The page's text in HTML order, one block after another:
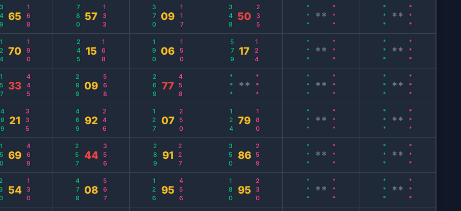
349 65 168 780 57 133 370 09 117 348 50 235 *** ** *** *** ** ***
124 70 190 245 15 168 190 06 150 579 17 124 *** ** *** *** ** ***
157 33 445 299 09 568 269 77 458 *** ** *** *** ** *** *** ** ***
499 21 335 469 92 246 127 07 250 124 79 180 *** ** *** *** ** ***
150 69 469 257 44 356 289 91 227 350 86 259 *** ** *** *** ** ***
54 130 479 08 567 126 95 456 180 95 230 *** ** *** *** ** ***